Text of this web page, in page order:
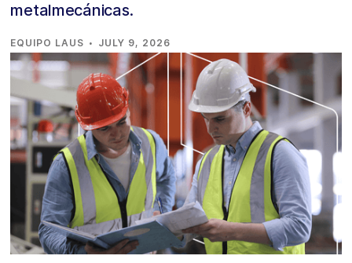
metalmecánicas.
EQUIPO LAUS · JULY 9, 2026